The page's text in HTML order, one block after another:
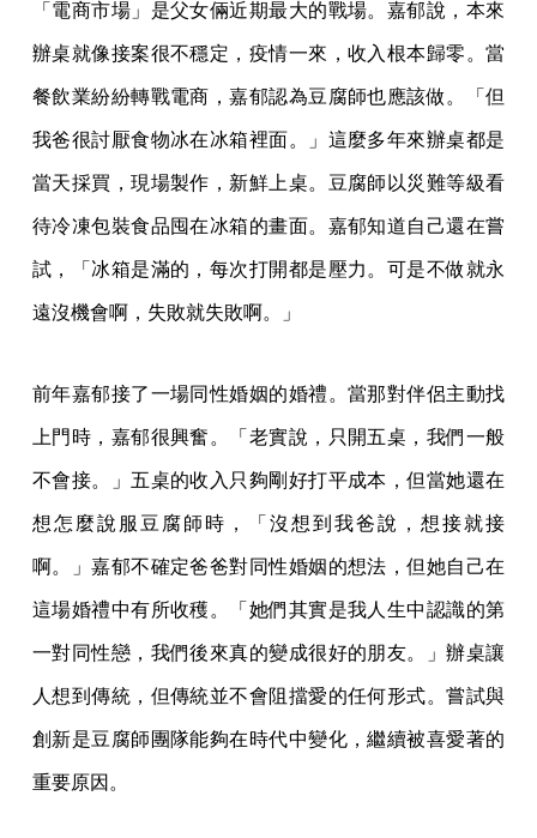
「電商市場」是父女倆近期最大的戰場。嘉郁說，本來
辦桌就像接案很不穩定，疫情一來，收入根本歸零。當
餐飲業紛紛轉戰電商，嘉郁認為豆腐師也應該做。「但
我爸很討厭食物冰在冰箱裡面。」這麼多年來辦桌都是
當天採買，現場製作，新鮮上桌。豆腐師以災難等級看
待冷凍包裝食品囤在冰箱的畫面。嘉郁知道自己還在嘗
試，「冰箱是滿的，每次打開都是壓力。可是不做就永
遠沒機會啊，失敗就失敗啊。」
前年嘉郁接了一場同性婚姻的婚禮。當那對伴侶主動找
上門時，嘉郁很興奮。「老實說，只開五桌，我們一般
不會接。」五桌的收入只夠剛好打平成本，但當她還在
想怎麼說服豆腐師時，「沒想到我爸說，想接就接
啊。」嘉郁不確定爸爸對同性婚姻的想法，但她自己在
這場婚禮中有所收穫。「她們其實是我人生中認識的第
一對同性戀，我們後來真的變成很好的朋友。」辦桌讓
人想到傳統，但傳統並不會阻擋愛的任何形式。嘗試與
創新是豆腐師團隊能夠在時代中變化，繼續被喜愛著的
重要原因。